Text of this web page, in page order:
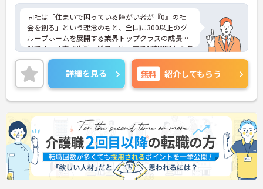
同社は「住まいで困っている障がい者が『0』の社
会を創る」という理念のもと、全国に300以上のグ
ループホームを展開する業界トップクラスの成長企
業です。「広域生活支援員」は、車で1時間圏内の複
数施設を横断的に担当し、現場支援とパートスタッ
フのサポートを行うハイクラスなポジションです。
最新設備とバリアフリーが完備され、スタッフの身
体的負担が少なく、広域手当5万円が付与されるこ
とで高い給与水準を実現しています。年間休日114
日の確保や、献立・レシピの完全標準化による業務
効率化など、ワークライフバランスを保ちながら定
年70歳まで長期的に活躍できる制度が盤石に整って
います。複数施設を経験することで培われるマネジ
メント視点は、将来的なエリアマネージャーへのキ
ャリアアップにも直結しており、最新の環境で専門
性を発揮したいプロフェッショナルの方にお勧めで
詳細を見る 無料 紹介してもらう